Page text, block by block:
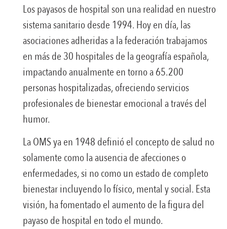
Los payasos de hospital son una realidad en nuestro
sistema sanitario desde 1994. Hoy en día, las
asociaciones adheridas a la federación trabajamos
en más de 30 hospitales de la geografía española,
impactando anualmente en torno a 65.200
personas hospitalizadas, ofreciendo servicios
profesionales de bienestar emocional a través del
humor.
La OMS ya en 1948 definió el concepto de salud no
solamente como la ausencia de afecciones o
enfermedades, si no como un estado de completo
bienestar incluyendo lo físico, mental y social. Esta
visión, ha fomentado el aumento de la figura del
payaso de hospital en todo el mundo.